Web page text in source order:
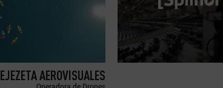
EJEZETA AEROVISUALES